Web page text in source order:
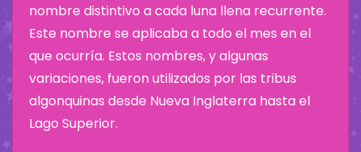
nombre distintivo a cada luna llena recurrente.
Este nombre se aplicaba a todo el mes en el
que ocurría. Estos nombres, y algunas
variaciones, fueron utilizados por las tribus
algonquinas desde Nueva Inglaterra hasta el
Lago Superior.